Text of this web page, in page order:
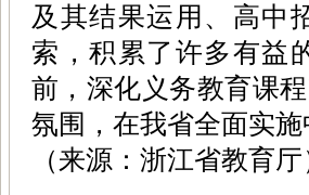
及其结果运用、高中
索，积累了许多有益
前，深化义务教育课
氛围，在我省全面实
（来源：浙江省教育厅